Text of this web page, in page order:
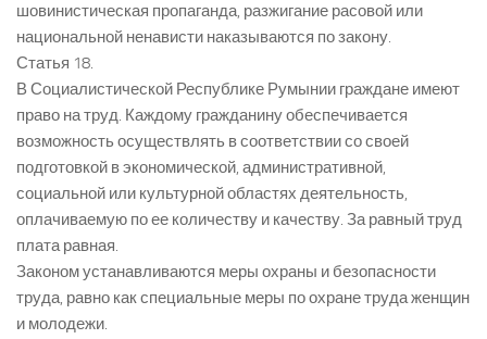
шовинистическая пропаганда, разжигание расовой или
национальной ненависти наказываются по закону.
Статья 18.
В Социалистической Республике Румынии граждане имеют
право на труд. Каждому гражданину обеспечивается
возможность осуществлять в соответствии со своей
подготовкой в экономической, административной,
социальной или культурной областях деятельность,
оплачиваемую по ее количеству и качеству. За равный труд
плата равная.
Законом устанавливаются меры охраны и безопасности
труда, равно как специальные меры по охране труда женщин
и молодежи.